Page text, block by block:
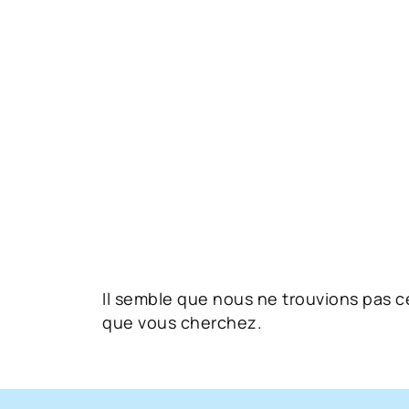
Il semble que nous ne trouvions pas
que vous cherchez.